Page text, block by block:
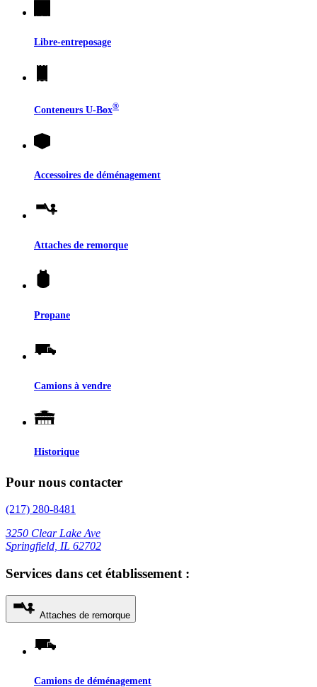
Libre-entreposage
Conteneurs U-Box®
Accessoires de déménagement
Attaches de remorque
Propane
Camions à vendre
Historique
Pour nous contacter
(217) 280-8481
3250 Clear Lake Ave
Springfield, IL 62702
Services dans cet établissement :
Attaches de remorque
Camions de déménagement